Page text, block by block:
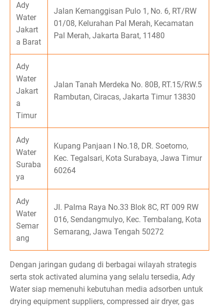
Ady
Water
Jakart
a Barat
Jalan Kemanggisan Pulo 1, No. 6, RT/RW
01/08, Kelurahan Pal Merah, Kecamatan
Pal Merah, Jakarta Barat, 11480
Ady
Water
Jakart
a
Timur
Jalan Tanah Merdeka No. 80B, RT.15/RW.5
Rambutan, Ciracas, Jakarta Timur 13830
Ady
Water
Suraba
ya
Kupang Panjaan I No.18, DR. Soetomo,
Kec. Tegalsari, Kota Surabaya, Jawa Timur
60264
Ady
Water
Semar
ang
Jl. Palma Raya No.33 Blok 8C, RT 009 RW
016, Sendangmulyo, Kec. Tembalang, Kota
Semarang, Jawa Tengah 50272
Dengan jaringan gudang di berbagai wilayah strategis
serta stok activated alumina yang selalu tersedia, Ady
Water siap memenuhi kebutuhan media adsorben untuk
drying equipment suppliers, compressed air dryer, gas